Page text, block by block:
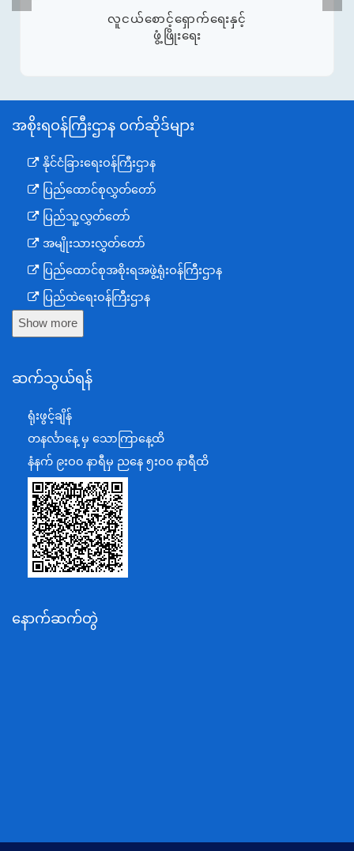
လူငယ်စောင့်ရှောက်ရေးနှင့်
ဖွံ့ဖြိုးရေး
အစိုးရဝန်ကြီးဌာန ဝက်ဆိုဒ်များ
နိုင်ငံခြားရေးဝန်ကြီးဌာန
ပြည်ထောင်စုလွှတ်တော်
ပြည်သူ့လွှတ်တော်
အမျိုးသားလွှတ်တော်
ပြည်ထောင်စုအစိုးရအဖွဲ့ရုံးဝန်ကြီးဌာန
ပြည်ထဲရေးဝန်ကြီးဌာန
ကာကွယ်ရေးဝန်ကြီးဌာန
စီမံကိန်း၊ဘဏ္ဍာရေးနှင့်စက်မှုဝန်ကြီးဌာန
အပြည်ပြည်ဆိုင်ရာပူးပေါင်းဆောင်ရွက်ရေးဝန်ကြီးဌာန
ပြန်ကြားရေးဝန်ကြီးဌာန
သာသနာရေးနှင့် ယဉ်ကျေးမှုဝန်ကြီးဌာန
စိုက်ပျိုးရေး၊မွေးမြူရေးနှင့်ဆည်မြောင်းဝန်ကြီးဌာန
ပို့ဆောင်ရေးနှင့်ဆက်သွယ်ရေးဝန်ကြီးဌာန
သယံဇာတနှင့်ပတ်ဝန်းကျင်ထိန်းသိမ်းရေးဝန်ကြီးဌာန
အလုပ်သမား၊လူဝင်မှုကြီးကြပ်ရေးနှင့်ပြည်သူ့အင်အား
Show more
ဆက်သွယ်ရန်
ရုံးဖွင့်ချိန်
တနင်္လာနေ့ မှ သောကြာနေ့ထိ
နံနက် ၉းဝ၀ နာရီမှ ညနေ ၅းဝ၀ နာရီထိ
နောက်ဆက်တွဲ